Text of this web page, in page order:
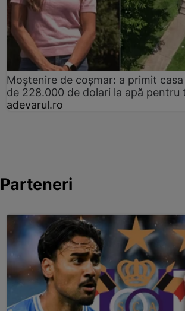
Moștenire de coșmar: a primit
de 228.000 de dolari la apă
adevarul.ro
Parteneri